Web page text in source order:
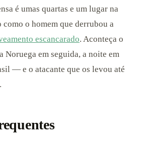
é umas quartas e um lugar na
o homem que derrubou a
escancarado. Aconteça o
Noruega em seguida, a noite em
— e o atacante que os levou até